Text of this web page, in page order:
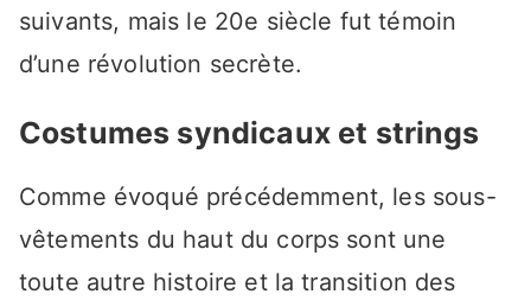
suivants, mais le 20e siècle fut témoin
d’une révolution secrète.
Costumes syndicaux et strings
Comme évoqué précédemment, les sous-
vêtements du haut du corps sont une
toute autre histoire et la transition des